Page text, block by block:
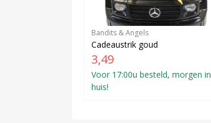
Bandits & Angels
Cadeaustrik goud
3,49
Voor 17:00u besteld, morgen in
huis!